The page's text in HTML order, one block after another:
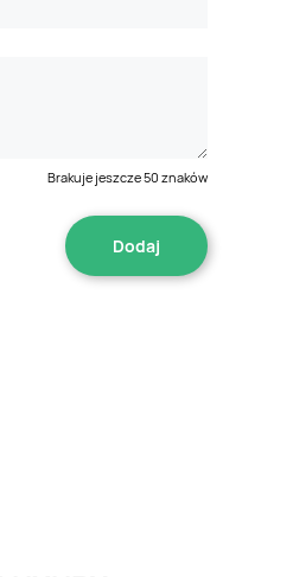
Brakuje jeszcze50 znaków